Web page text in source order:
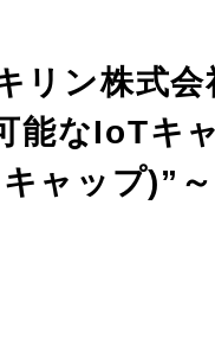
リン株式
能なIoTキ
ャップ)”～